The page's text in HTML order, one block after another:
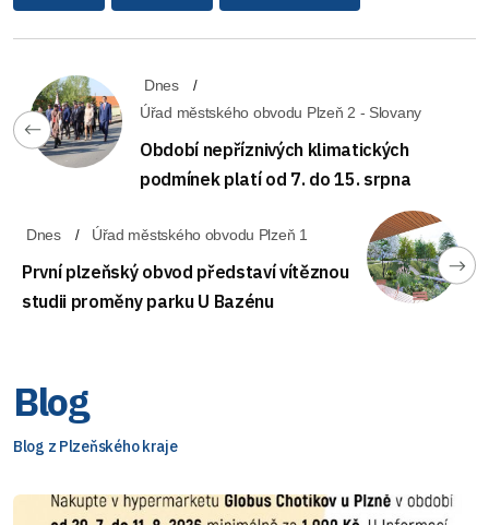
Dnes
Úřad městského obvodu Plzeň 2 - Slovany
Období nepříznivých klimatických
podmínek platí od 7. do 15. srpna
Dnes Úřad městského obvodu Plzeň 1
První plzeňský obvod představí vítěznou
studii proměny parku U Bazénu
Blog
Blog z Plzeňského kraje